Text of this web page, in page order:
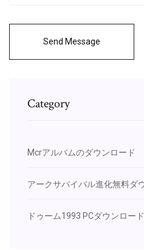
Send Message
Category
Mcrアルバムのダウンロード
アークサバイバル進化無料ダ
ドゥーム1993 PCダウンロード